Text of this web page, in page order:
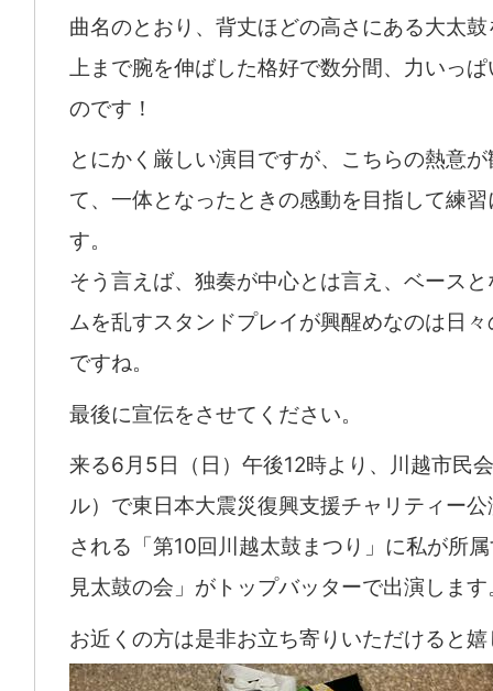
曲名のとおり、背丈ほどの高さにある大太
上まで腕を伸ばした格好で数分間、力いっ
のです！
とにかく厳しい演目ですが、こちらの熱意
て、一体となったときの感動を目指して練
す。
そう言えば、独奏が中心とは言え、ベース
ムを乱すスタンドプレイが興醒めなのは日
ですね。
最後に宣伝をさせてください。
来る6月5日（日）午後12時より、川越市民
ル）で東日本大震災復興支援チャリティー
される「第10回川越太鼓まつり」に私が所
見太鼓の会」がトップバッターで出演します
お近くの方は是非お立ち寄りいただけると